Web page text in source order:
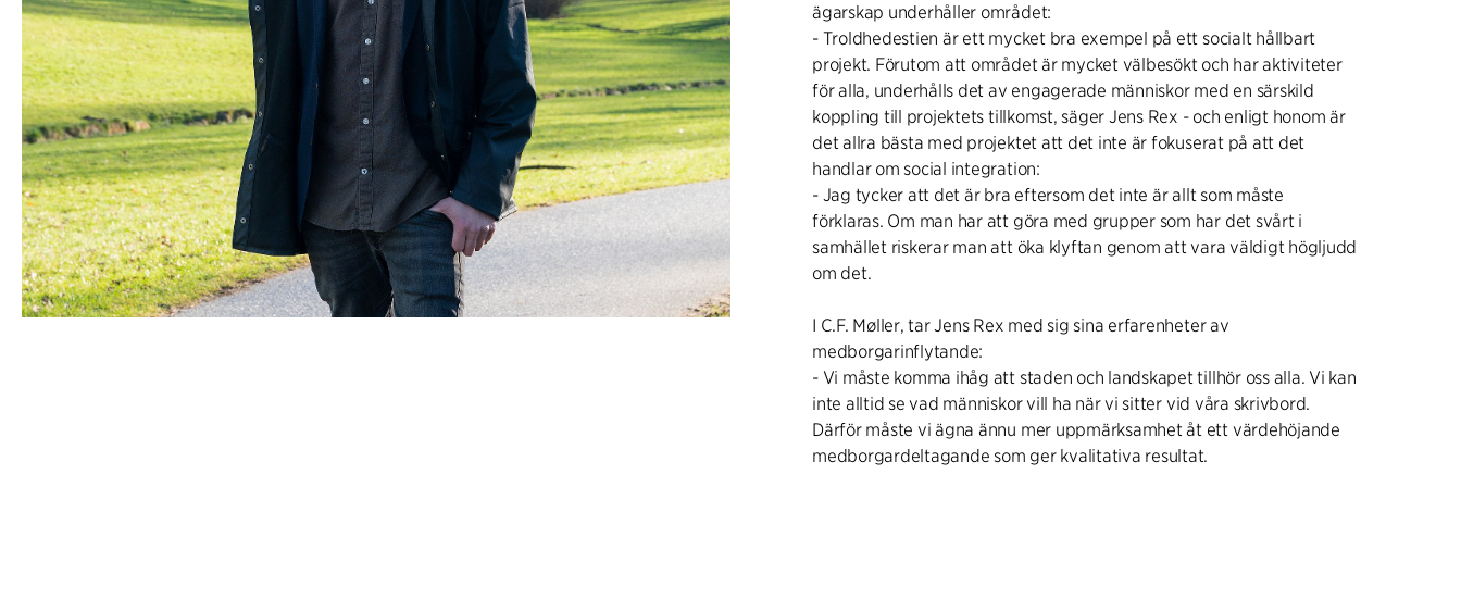
ägarskap underhåller området:
- Troldhedestien är ett mycket bra exempel på ett socialt hållbart
projekt. Förutom att området är mycket välbesökt och har aktiviteter
för alla, underhålls det av engagerade människor med en särskild
koppling till projektets tillkomst, säger Jens Rex - och enligt honom är
det allra bästa med projektet att det inte är fokuserat på att det
handlar om social integration:
- Jag tycker att det är bra eftersom det inte är allt som måste
förklaras. Om man har att göra med grupper som har det svårt i
samhället riskerar man att öka klyftan genom att vara väldigt högljudd
om det.
I C.F. Møller, tar Jens Rex med sig sina erfarenheter av
medborgarinflytande:
- Vi måste komma ihåg att staden och landskapet tillhör oss alla. Vi kan
inte alltid se vad människor vill ha när vi sitter vid våra skrivbord.
Därför måste vi ägna ännu mer uppmärksamhet åt ett värdehöjande
medborgardeltagande som ger kvalitativa resultat.